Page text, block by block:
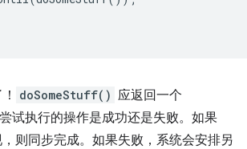
doSomeStuff() 应返回一个
试执行的操作是成功还是失败。如果
则同步完成。如果失败，系统会安排另